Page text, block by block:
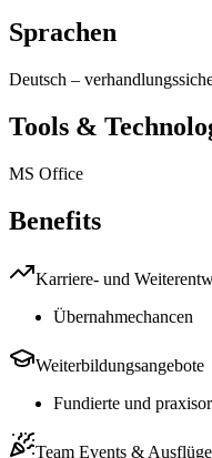
Sprachen
Deutsch –
Tools &
MS Office
Benefits
Karriere- und
Übernahmechancen
Weiterbildungsangebote
Fundierte und
Team Events & Ausflüge